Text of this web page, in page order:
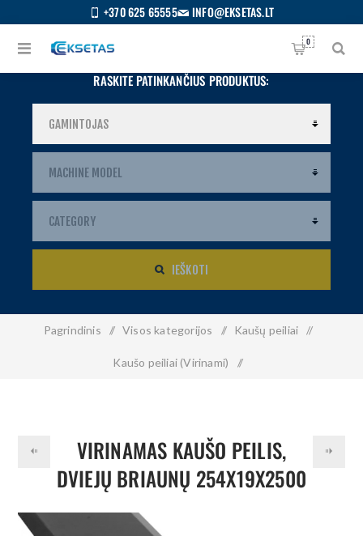
+370 625 65555 INFO@EKSETAS.LT
0
RASKITE PATINKANČIUS PRODUKTUS:
IEŠKOTI
Pagrindinis / Visos kategorijos / Kaušų peiliai /
Kaušo peiliai (Virinami) /
VIRINAMAS KAUŠO PEILIS,
DVIEJŲ BRIAUNŲ 254X19X2500
MM 500HB